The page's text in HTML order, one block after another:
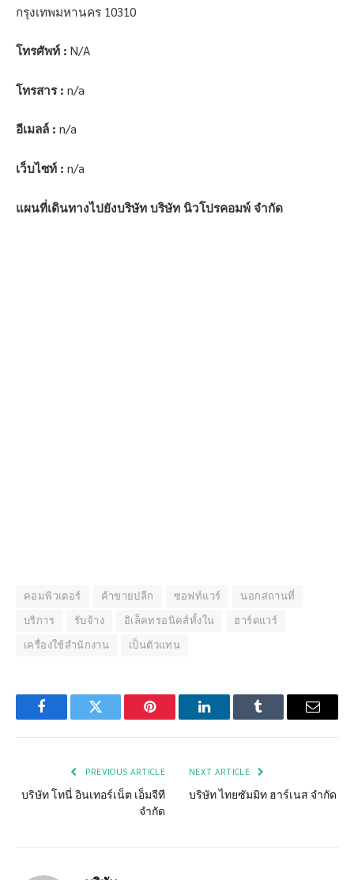
กรุงเทพมหานคร 10310
โทรศัพท์ : N/A
โทรสาร : n/a
อีเมลล์ : n/a
เว็บไซท์ : n/a
แผนที่เดินทางไปยังบริษัท บริษัท นิวโปรคอมพ์ จำกัด
คอมพิวเตอร์ ค้าขายปลีก ซอฟท์แวร์
นอกสถานที่
บริการ
รับจ้าง อิเล็คทรอนิคส์ทั้งใน
ฮาร์ดแวร์
เครื่องใช้สำนักงาน
เป็นตัวแทน
FacebookTwitter Pinterest LinkedInTumblr Email
PREVIOUS ARTICLE
บริษัท โทนี่ อินเทอร์เน็ต เอ็มจีที
จำกัด
NEXT ARTICLE
บริษัท ไทยซัมมิท ฮาร์เนส จำกัด